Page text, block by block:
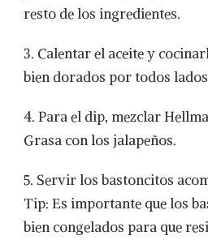
resto de los ingredientes.
3. Calentar el aceite y
bien dorados por todos
4. Para el dip, mezclar
Grasa con los jalapeños.
5. Servir los bastoncitos
Tip: Es importante que los
bien congelados para que